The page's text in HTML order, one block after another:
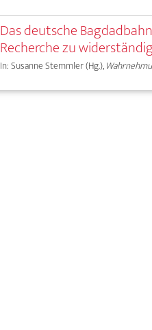
Das deutsche
Recherche zu
In: Susanne Stemmler (Hg.),